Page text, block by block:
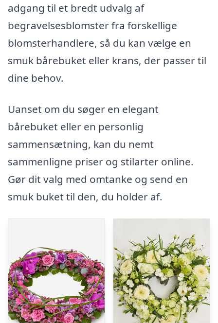
adgang til et bredt udvalg af
begravelsesblomster fra forskellige
blomsterhandlere, så du kan vælge en
smuk bårebuket eller krans, der passer til
dine behov.
Uanset om du søger en elegant
bårebuket eller en personlig
sammensætning, kan du nemt
sammenligne priser og stilarter online.
Gør dit valg med omtanke og send en
smuk buket til den, du holder af.